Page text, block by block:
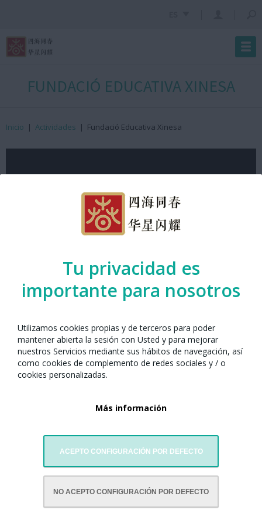
Tu privacidad es
importante para nosotros
Utilizamos cookies propias y de terceros para poder
mantener abierta la sesión con Usted y para mejorar
nuestros Servicios mediante sus hábitos de navegación, así
como cookies de complemento de redes sociales y / o
cookies personalizadas.
Más información
ACEPTO CONFIGURACIÓN POR DEFECTO
NO ACEPTO CONFIGURACIÓN POR DEFECTO
FUNDACIÓ EDUCATIVA XINESA
Inicio | Actividades | Fundació Educativa Xinesa
Espacio de participación
Tambores y baile del dragón.
CON LA COLABORACIÓN DE: